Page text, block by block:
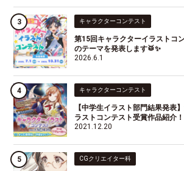
キャラクターコンテスト
第15回キャラクターイラストコ
のテーマを発表します🥁✨
2026.6.1
キャラクターコンテスト
【中学生イラスト部門結果発表
ラストコンテスト受賞作品紹介！
2021.12.20
CGクリエイター科